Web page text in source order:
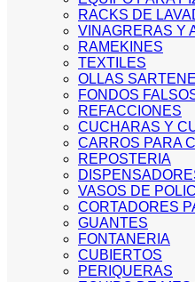
RACKS DE
VINAGRERAS Y
RAMEKINES
TEXTILES
OLLAS
FONDOS
REFACCIONES
CUCHARAS Y
CARROS PARA
REPOSTERIA
VASOS DE
CORTADORES
GUANTES
FONTANERIA
CUBIERTOS
PERIQUERAS